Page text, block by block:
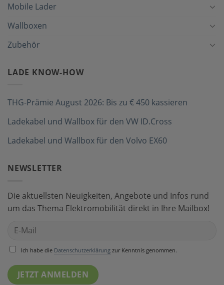
Mobile Lader
Wallboxen
Zubehör
LADE KNOW-HOW
THG-Prämie August 2026: Bis zu € 450 kassieren
Ladekabel und Wallbox für den VW ID.Cross
Ladekabel und Wallbox für den Volvo EX60
NEWSLETTER
Die aktuellsten Neuigkeiten, Angebote und Infos rund
um das Thema Elektromobilität direkt in Ihre Mailbox!
Ich habe die Datenschutzerklärungzur Kenntnis genommen.